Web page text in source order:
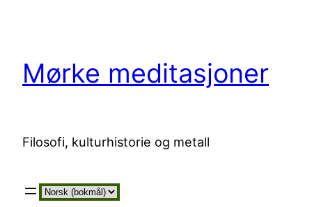
Mørke meditasjoner
Filosofi, kulturhistorie og metall
Velg